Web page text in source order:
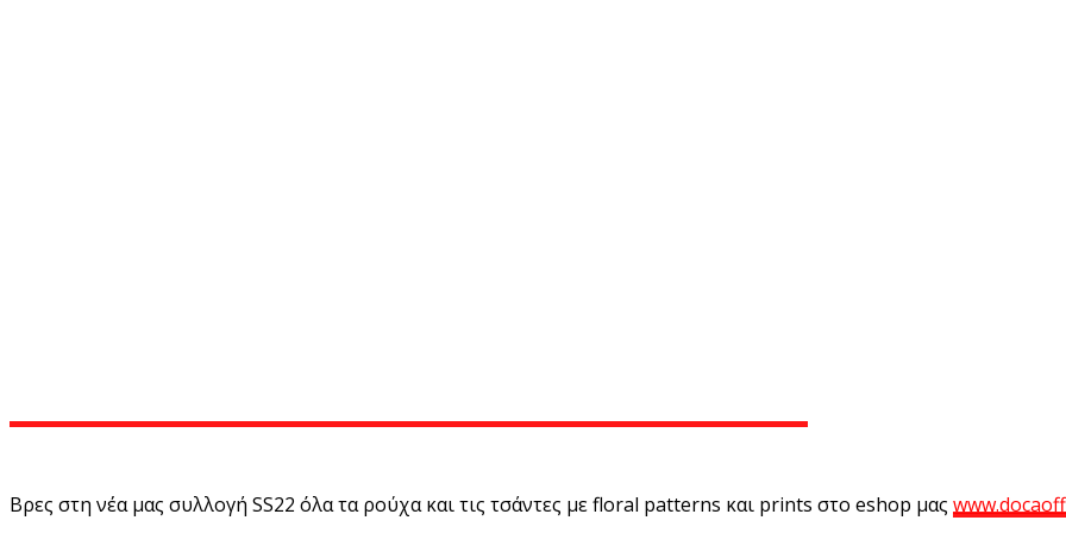
Βρες στη νέα μας συλλογή SS22 όλα τα ρούχα και τις τσάντες με floral patterns και prints στο eshop μας